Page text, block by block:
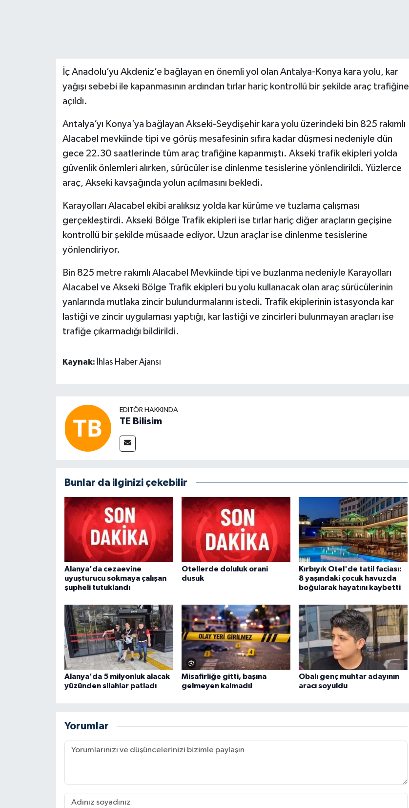
İç Anadolu’yu Akdeniz’e bağlayan en önemli yol olan Antalya-Konya kara yolu, kar
yağışı sebebi ile kapanmasının ardından tırlar hariç kontrollü bir şekilde araç trafiğine
açıldı.
Antalya’yı Konya’ya bağlayan Akseki-Seydişehir kara yolu üzerindeki bin 825 rakımlı
Alacabel mevkiinde tipi ve görüş mesafesinin sıfıra kadar düşmesi nedeniyle dün
gece 22.30 saatlerinde tüm araç trafiğine kapanmıştı. Akseki trafik ekipleri yolda
güvenlik önlemleri alırken, sürücüler ise dinlenme tesislerine yönlendirildi. Yüzlerce
araç, Akseki kavşağında yolun açılmasını bekledi.
Karayolları Alacabel ekibi aralıksız yolda kar kürüme ve tuzlama çalışması
gerçekleştirdi. Akseki Bölge Trafik ekipleri ise tırlar hariç diğer araçların geçişine
kontrollü bir şekilde müsaade ediyor. Uzun araçlar ise dinlenme tesislerine
yönlendiriyor.
Bin 825 metre rakımlı Alacabel Mevkiinde tipi ve buzlanma nedeniyle Karayolları
Alacabel ve Akseki Bölge Trafik ekipleri bu yolu kullanacak olan araç sürücülerinin
yanlarında mutlaka zincir bulundurmalarını istedi. Trafik ekiplerinin istasyonda kar
lastiği ve zincir uygulaması yaptığı, kar lastiği ve zincirleri bulunmayan araçları ise
trafiğe çıkarmadığı bildirildi.
Kaynak: İhlas Haber Ajansı
EDITÖR HAKKINDA
TE Bilisim
Bunlar da ilginizi çekebilir
Alanya'da cezaevine
uyuşturucu sokmaya çalışan
şupheli tutuklandı
Otellerde doluluk orani
dusuk
Kırbıyık Otel'de tatil faciası:
8 yaşındaki çocuk havuzda
boğularak hayatını kaybetti
Alanya'da 5 milyonluk alacak
yüzünden silahlar patladı
Misafirliğe gitti, başına
gelmeyen kalmadı!
Obalı genç muhtar adayının
aracı soyuldu
Yorumlar